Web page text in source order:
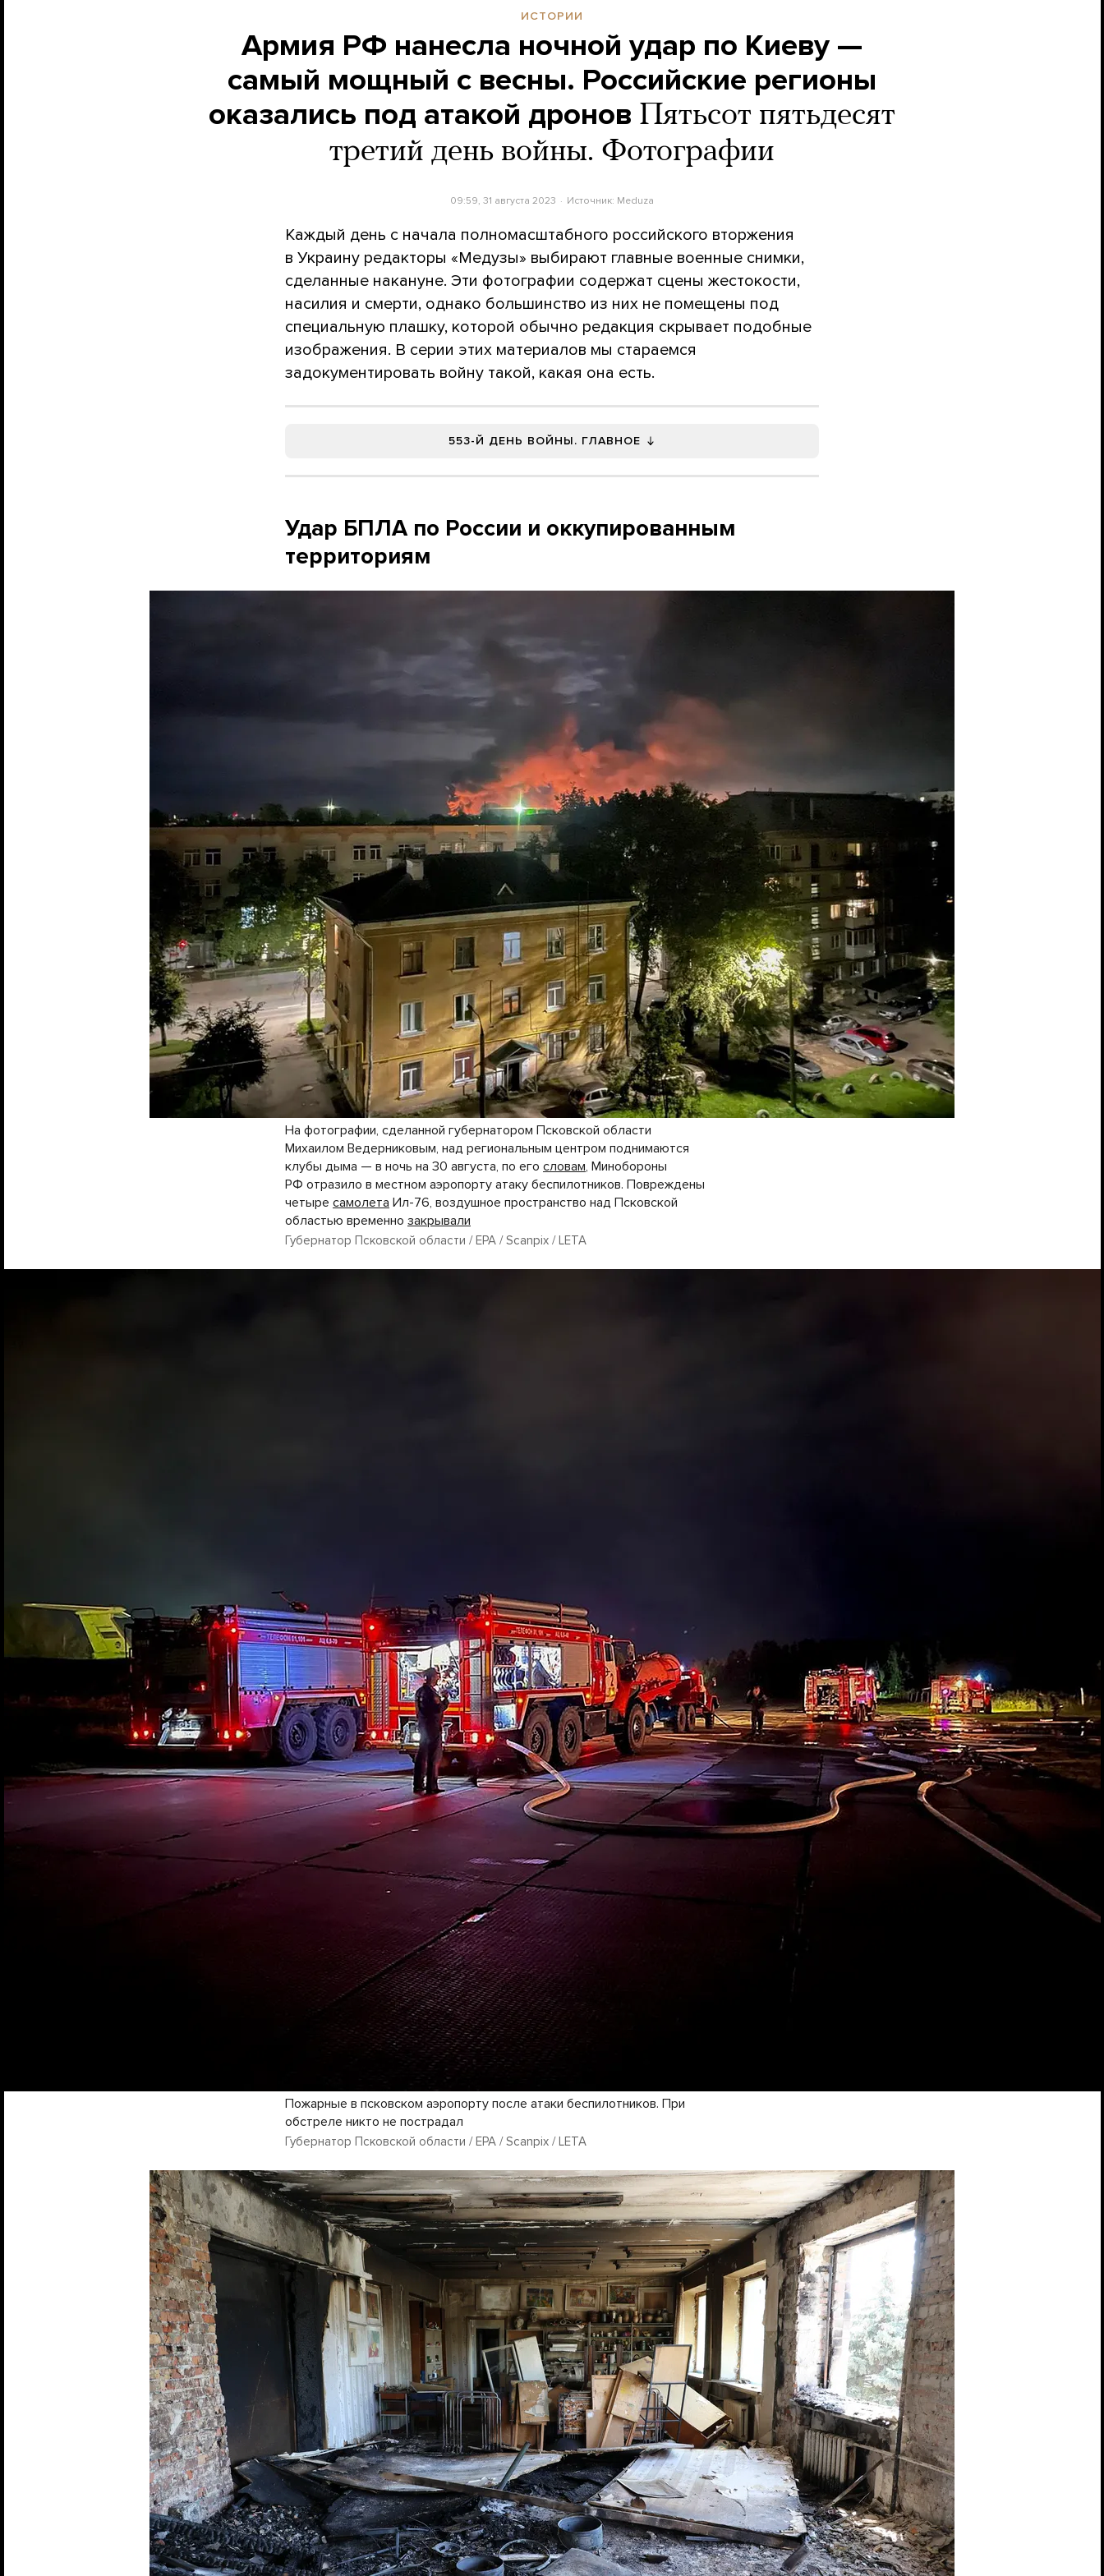
ИСТОРИИ
Армия РФ нанесла ночной удар по Киеву —
самый мощный с весны. Российские регионы
оказались под атакой дронов Пятьсот пятьдесят
третий день войны. Фотографии
09:59, 31 августа 2023 Источник: Meduza
Каждый день с начала полномасштабного российского вторжения
в Украину редакторы «Медузы» выбирают главные военные снимки,
сделанные накануне. Эти фотографии содержат сцены жестокости,
насилия и смерти, однако большинство из них не помещены под
специальную плашку, которой обычно редакция скрывает подобные
изображения. В серии этих материалов мы стараемся
задокументировать войну такой, какая она есть.
553-Й ДЕНЬ ВОЙНЫ. ГЛАВНОЕ
Удар БПЛА по России и оккупированным
территориям
На фотографии, сделанной губернатором Псковской области
Михаилом Ведерниковым, над региональным центром поднимаются
клубы дыма — в ночь на 30 августа, по его словам, Минобороны
РФ отразило в местном аэропорту атаку беспилотников. Повреждены
четыре самолета Ил-76, воздушное пространство над Псковской
областью временно закрывали
Губернатор Псковской области / EPA / Scanpix / LETA
Пожарные в псковском аэропорту после атаки беспилотников. При
обстреле никто не пострадал
Губернатор Псковской области / EPA / Scanpix / LETA